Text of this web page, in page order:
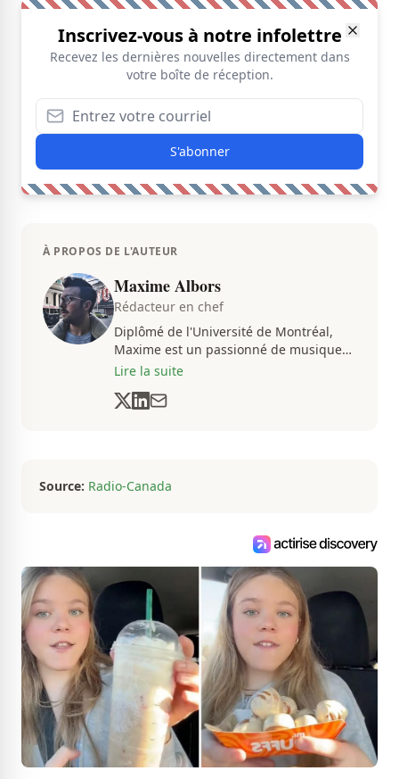
Inscrivez-vous à notre infolettre
Recevez les dernières nouvelles directement dans
votre boîte de réception.
S'abonner
À PROPOS DE L'AUTEUR
Maxime Albors
Rédacteur en chef
Diplômé de l'Université de Montréal,
Maxime est un passionné de musique
et de basketball. Il suit de très près
du contenu informatif et divertissant.
Lire la suite
Source: Radio-Canada